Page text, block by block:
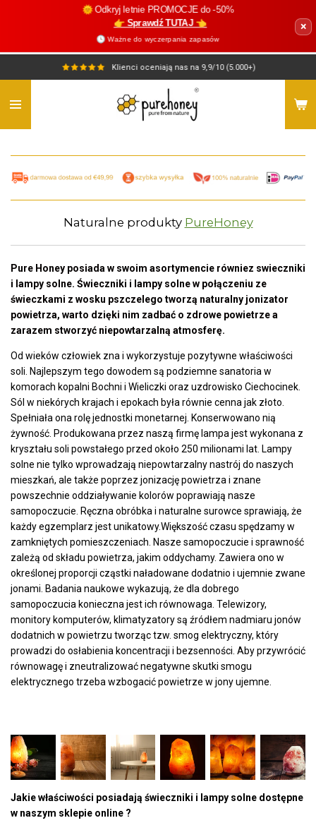
🌞 Odkryj letnie PROMOCJE do -50%
👉 Sprawdź TUTAJ 👈
🕓 Ważne do wyczerpania zapasów
×
Klienci oceniają nas na 9,9/10 (5.000+)
Naturalne produkty PureHoney
Pure Honey posiada w swoim asortymencie równiez swieczniki
i lampy solne. Świeczniki i lampy solne w połączeniu ze
świeczkami z wosku pszczelego tworzą naturalny jonizator
powietrza, warto dzięki nim zadbać o zdrowe powietrze a
zarazem stworzyć niepowtarzalną atmosferę.
Od wieków człowiek zna i wykorzystuje pozytywne właściwości
soli. Najlepszym tego dowodem są podziemne sanatoria w
komorach kopalni Bochni i Wieliczki oraz uzdrowisko Ciechocinek.
Sól w niekórych krajach i epokach była równie cenna jak złoto.
Spełniała ona rolę jednostki monetarnej. Konserwowano nią
żywność. Produkowana przez naszą firmę lampa jest wykonana z
kryształu soli powstałego przed około 250 milionami lat. Lampy
solne nie tylko wprowadzają niepowtarzalny nastrój do naszych
mieszkań, ale także poprzez jonizację powietrza i znane
powszechnie oddziaływanie kolorów poprawiają nasze
samopoczucie. Ręczna obróbka i naturalne surowce sprawiają, że
każdy egzemplarz jest unikatowy.Większość czasu spędzamy w
zamkniętych pomieszczeniach. Nasze samopoczucie i sprawność
zależą od składu powietrza, jakim oddychamy. Zawiera ono w
określonej proporcji cząstki naładowane dodatnio i ujemnie zwane
jonami. Badania naukowe wykazują, że dla dobrego
samopoczucia konieczna jest ich równowaga. Telewizory,
monitory komputerów, klimatyzatory są źródłem nadmiaru jonów
dodatnich w powietrzu tworząc tzw. smog elektryczny, który
prowadzi do osłabienia koncentracji i bezsenności. Aby przywrócić
równowagę i zneutralizować negatywne skutki smogu
elektrycznego trzeba wzbogacić powietrze w jony ujemne.
Jakie właściwości posiadają świeczniki i lampy solne dostępne
w naszym sklepie online ?